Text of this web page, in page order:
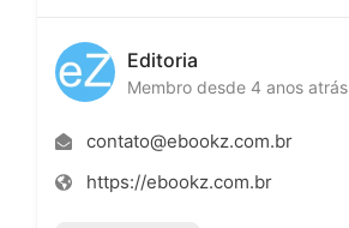
Editoria
Membro desde 4 anos atrás
contato@ebookz.com.br
https://ebookz.com.br